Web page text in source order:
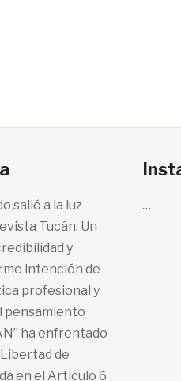
salió a la luz
Tucán. Un
y
intención de
profesional y
pensamiento
ha enfrentado
de
en el Articulo 6
…